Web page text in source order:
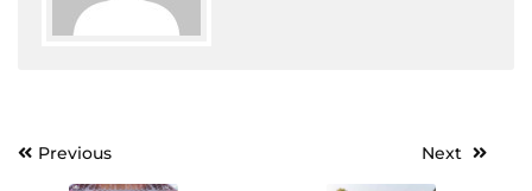
PostPrevious Next